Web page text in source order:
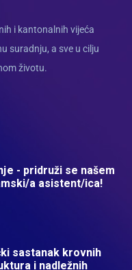
i kantonalnih vijeća
suradnju, a sve u cilju
životu.
- pridruži se našem
a asistent/ica!
sastanak krovnih
i nadležnih